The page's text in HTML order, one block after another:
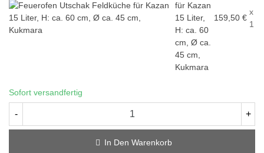
für Kazan
15 Liter,
H: ca. 60
cm, Ø ca.
45 cm,
Kukmara
159,50 €
x
1
Sofort versandfertig
- +
In Den Warenkorb